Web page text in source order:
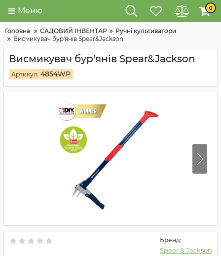
Меню 0
Головна САДОВИЙ ІНВЕНТАР
Ручні культиватори
Висмикувач бур'янів Spear&Jackson
Висмикувач бур'янів Spear&Jackson
Артикул: 4854WP
Бренд:
Spear & Jackson